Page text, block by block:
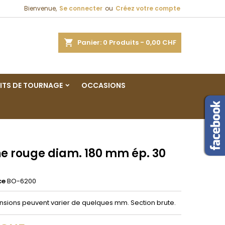
Bienvenue, Se connecter ou Créez votre compte
Panier 0 Produits - 0,00 CHF
DE TOURNAGE OCCASIONS
rouge diam. 180 mm ép. 30
BO-6200
peuvent varier de quelques mm. Section brute.